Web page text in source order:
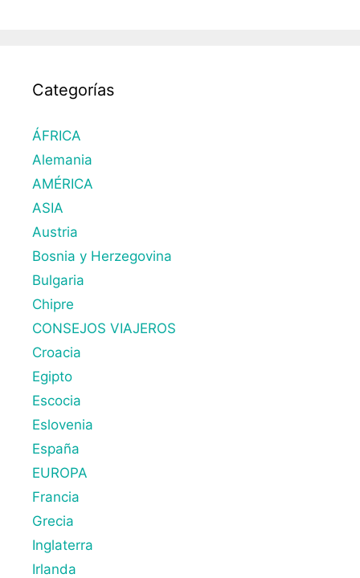
Categorías
ÁFRICA
Alemania
AMÉRICA
ASIA
Austria
Bosnia y Herzegovina
Bulgaria
Chipre
CONSEJOS VIAJEROS
Croacia
Egipto
Escocia
Eslovenia
España
EUROPA
Francia
Grecia
Inglaterra
Irlanda